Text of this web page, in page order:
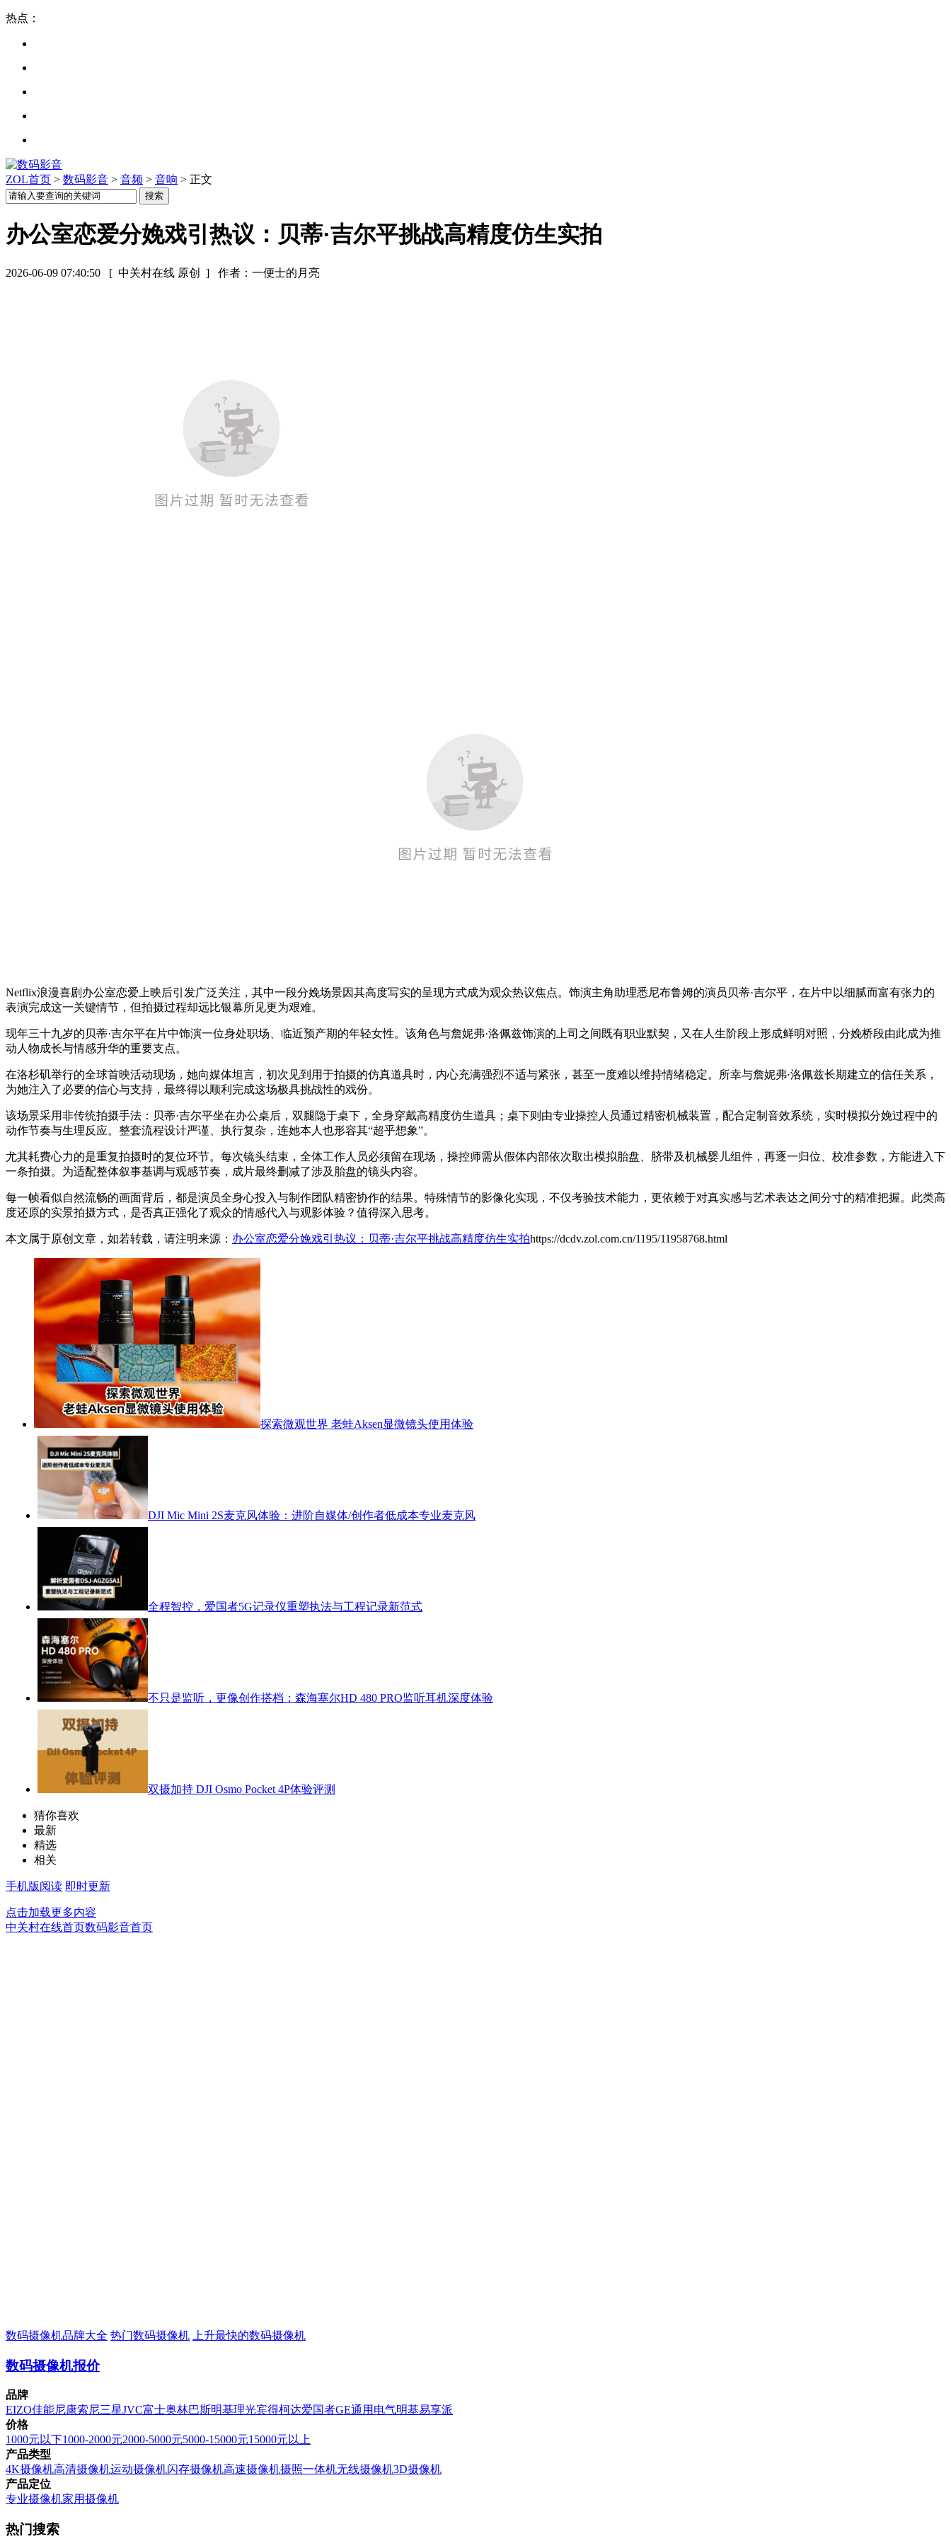
热点：
ZOL首页 > 数码影音 > 音频 > 音响 > 正文
办公室恋爱分娩戏引热议：贝蒂·吉尔平挑战高精度仿生实拍
2026-06-09 07:40:50 [ 中关村在线 原创 ] 作者：一便士的月亮
Netflix浪漫喜剧办公室恋爱上映后引发广泛关注，其中一段分娩场景因其高度写实的呈现方式成为观众热议焦点。饰演主角助理悉尼布鲁姆的演员贝蒂·吉尔平，在片中以细腻而富有张力的
表演完成这一关键情节，但拍摄过程却远比银幕所见更为艰难。
现年三十九岁的贝蒂·吉尔平在片中饰演一位身处职场、临近预产期的年轻女性。该角色与詹妮弗·洛佩兹饰演的上司之间既有职业默契，又在人生阶段上形成鲜明对照，分娩桥段由此成为推
动人物成长与情感升华的重要支点。
在洛杉矶举行的全球首映活动现场，她向媒体坦言，初次见到用于拍摄的仿真道具时，内心充满强烈不适与紧张，甚至一度难以维持情绪稳定。所幸与詹妮弗·洛佩兹长期建立的信任关系，
为她注入了必要的信心与支持，最终得以顺利完成这场极具挑战性的戏份。
该场景采用非传统拍摄手法：贝蒂·吉尔平坐在办公桌后，双腿隐于桌下，全身穿戴高精度仿生道具；桌下则由专业操控人员通过精密机械装置，配合定制音效系统，实时模拟分娩过程中的
动作节奏与生理反应。整套流程设计严谨、执行复杂，连她本人也形容其“超乎想象”。
尤其耗费心力的是重复拍摄时的复位环节。每次镜头结束，全体工作人员必须留在现场，操控师需从假体内部依次取出模拟胎盘、脐带及机械婴儿组件，再逐一归位、校准参数，方能进入下
一条拍摄。为适配整体叙事基调与观感节奏，成片最终删减了涉及胎盘的镜头内容。
每一帧看似自然流畅的画面背后，都是演员全身心投入与制作团队精密协作的结果。特殊情节的影像化实现，不仅考验技术能力，更依赖于对真实感与艺术表达之间分寸的精准把握。此类高
度还原的实景拍摄方式，是否真正强化了观众的情感代入与观影体验？值得深入思考。
本文属于原创文章，如若转载，请注明来源： 办公室恋爱分娩戏引热议：贝蒂·吉尔平挑战高精度仿生实拍https://dcdv.zol.com.cn/1195/11958768.html
探索微观世界 老蛙Aksen显微镜头使用体验
DJI Mic Mini 2S麦克风体验：进阶自媒体/创作者低成本专业麦克风
全程智控，爱国者5G记录仪重塑执法与工程记录新范式
不只是监听，更像创作搭档：森海塞尔HD 480 PRO监听耳机深度体验
双摄加持 DJI Osmo Pocket 4P体验评测
猜你喜欢
最新
精选
相关
手机版阅读 即时更新
点击加载更多内容
中关村在线首页数码影音首页
数码摄像机品牌大全 热门数码摄像机 上升最快的数码摄像机
数码摄像机报价
品牌
EIZO佳能尼康索尼三星JVC富士奥林巴斯明基理光宾得柯达爱国者GE通用电气明基易享派
价格
1000元以下1000-2000元2000-5000元5000-15000元15000元以上
产品类型
4K摄像机高清摄像机运动摄像机闪存摄像机高速摄像机摄照一体机无线摄像机3D摄像机
产品定位
专业摄像机家用摄像机
热门搜索